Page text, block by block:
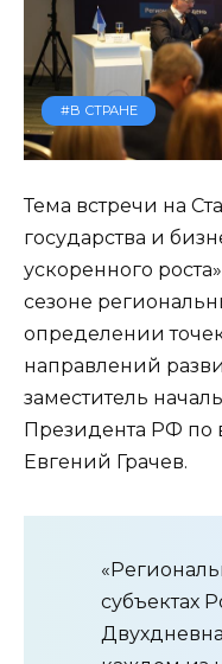
#В СТРАНЕ
Тема встречи на
государства и
ускоренного
сезоне
определении
направлений
заместитель
Президента РФ по
Евгений Грачев.
субъектах